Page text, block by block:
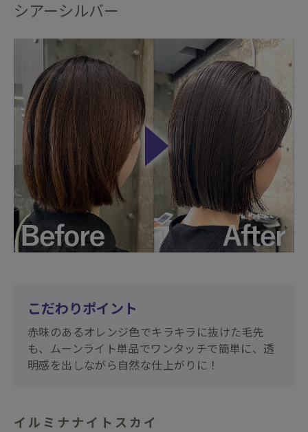
シアーシルバー
こだわりポイント
赤味のあるオレンジ色でキラキラに抜けた毛先
も、ムーンライト単品でワンタッチで簡単に、透
明感を出しながら自然な仕上がりに！
イルミナナイトスカイ